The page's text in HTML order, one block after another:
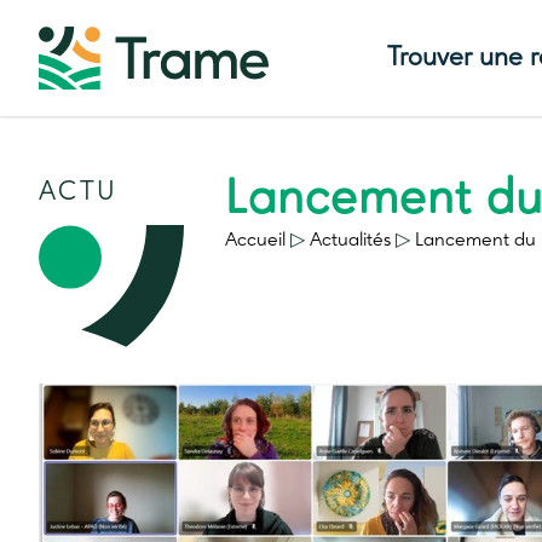
Trouver une
ACTU Lancement
Accueil ▷ Actualités ▷ Lancement